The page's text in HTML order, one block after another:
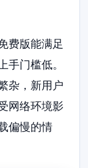
费版能满足
手门槛低。
杂，新用户
网络环境影
偏慢的情